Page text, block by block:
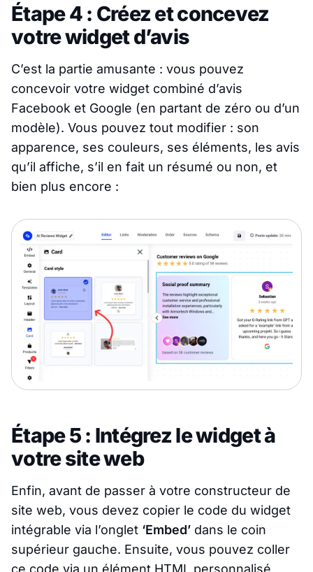
Étape 4 : Créez et concevez
votre widget d’avis
C’est la partie amusante : vous pouvez
concevoir votre widget combiné d’avis
Facebook et Google (en partant de zéro ou d’un
modèle). Vous pouvez tout modifier : son
apparence, ses couleurs, ses éléments, les avis
qu’il affiche, s’il en fait un résumé ou non, et
bien plus encore :
Étape 5 : Intégrez le widget à
votre site web
Enfin, avant de passer à votre constructeur de
site web, vous devez copier le code du widget
intégrable via l’onglet ‘Embed’ dans le coin
supérieur gauche. Ensuite, vous pouvez coller